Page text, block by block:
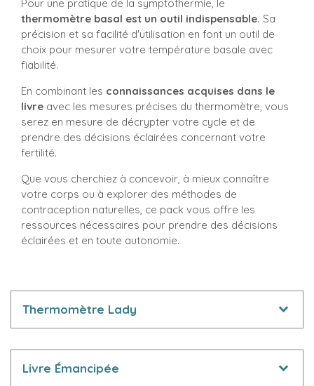
Pour une pratique de la symptothermie, le
thermomètre basal est un outil indispensable. Sa
précision et sa facilité d'utilisation en font un outil de
choix pour mesurer votre température basale avec
fiabilité.
En combinant les connaissances acquises dans le
livre avec les mesures précises du thermomètre, vous
serez en mesure de décrypter votre cycle et de
prendre des décisions éclairées concernant votre
fertilité.
Que vous cherchiez à concevoir, à mieux connaître
votre corps ou à explorer des méthodes de
contraception naturelles, ce pack vous offre les
ressources nécessaires pour prendre des décisions
éclairées et en toute autonomie.
Thermomètre Lady
Livre Émancipée